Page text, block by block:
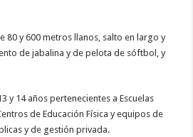
80 y 600 metros llanos, salto en largo y
de jabalina y de pelota de sóftbol, y
y 14 años pertenecientes a Escuelas
de Educación Física y equipos de
y de gestión privada.